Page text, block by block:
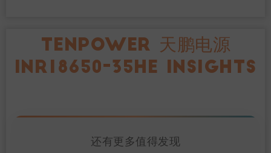
TENPOWER 天鹏电源
INR18650-35HE INSIGHTS
还有更多值得发现